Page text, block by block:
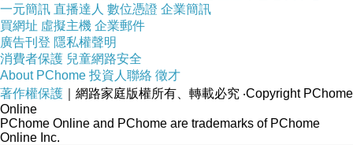
一元簡訊 直播達人 數位憑證 企業簡訊
買網址 虛擬主機 企業郵件
廣告刊登 隱私權聲明
消費者保護 兒童網路安全
About PChome 投資人聯絡 徵才
著作權保護 ｜網路家庭版權所有、轉載必究 ‧Copyright PChome
Online
PChome Online and PChome are trademarks of PChome
Online Inc.